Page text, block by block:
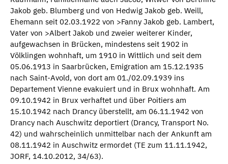
Jakob geb. Blumberg und von Hedwig Jakob geb. Weill,
Ehemann seit 02.03.1922 von >Fanny Jakob geb. Lambert,
Vater von >Albert Jakob und zweier weiterer Kinder,
aufgewachsen in Brücken, mindestens seit 1902 in
Völklingen wohnhaft, um 1910 in Wittlich und seit dem
05.06.1913 in Saarbrücken, Emigration am 15.12.1935
nach Saint-Avold, von dort am 01./02.09.1939 ins
Departement Vienne evakuiert und in Brux wohnhaft. Am
09.10.1942 in Brux verhaftet und über Poitiers am
15.10.1942 nach Drancy überstellt, am 06.11.1942 von
Drancy nach Auschwitz deportiert (Drancy, Transport No.
42) und wahrscheinlich unmittelbar nach der Ankunft am
08.11.1942 in Auschwitz ermordet (TE zum 11.11.1942,
JORF, 14.10.2012, 34/63).